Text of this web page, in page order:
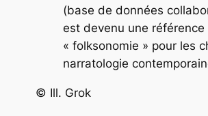
(base de données
est devenu une référence
« folksonomie » pour les
narratologie
© Ill. Grok